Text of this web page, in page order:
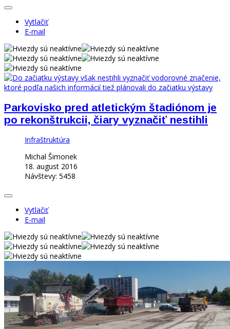
Vytlačiť
E-mail
Parkovisko pred atletickým štadiónom je
po rekonštrukcii, čiary vyznačiť nestihli
Infraštruktúra
Michal Šimonek
18. august 2016
Návštevy: 5458
Vytlačiť
E-mail